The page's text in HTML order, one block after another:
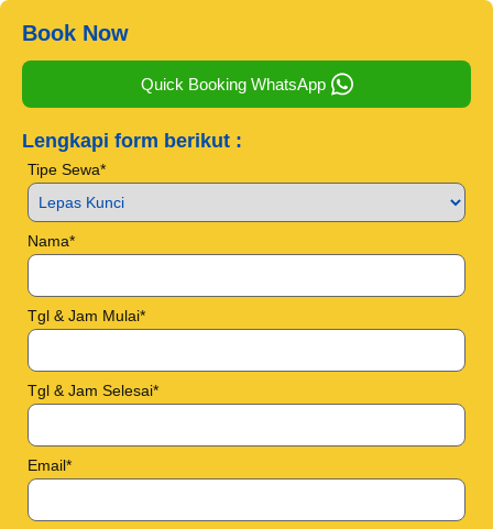
Book Now
Quick Booking WhatsApp
Lengkapi form berikut :
Tipe Sewa*
Nama*
Tgl & Jam Mulai*
Tgl & Jam Selesai*
Email*